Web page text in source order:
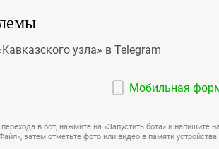
узла» в Telegram
Мобильная
в бот, нажмите на «Запустить бота» и напишите
затем отметьте фото или видео в памяти